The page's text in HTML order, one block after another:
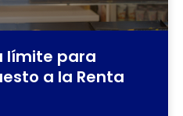
límite para
a la Renta